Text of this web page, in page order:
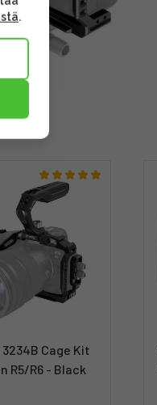
Cage Kit
R5/R6 - Black
.